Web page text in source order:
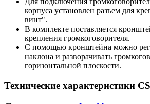
корпуса установлен разъем для
винт".
В комплекте поставляется
крепления громкоговорителя.
С помощью кронштейна можно
наклона и разворачивать
горизонтальной плоскости.
Технические характеристики